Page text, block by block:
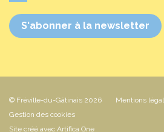
S'abonner à la newsletter
© Fréville-du-Gâtinais 2026 Mentions
Gestion des cookies
Site créé avec Artifica One